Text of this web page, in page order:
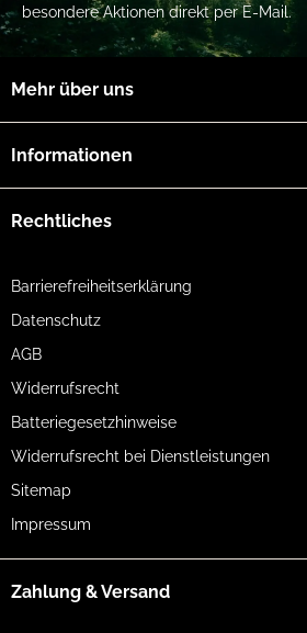
besondere Aktionen direkt per E-Mail.
Mehr über uns
Informationen
Rechtliches
Barrierefreiheitserklärung
Datenschutz
AGB
Widerrufsrecht
Batteriegesetzhinweise
Widerrufsrecht bei Dienstleistungen
Sitemap
Impressum
Zahlung & Versand